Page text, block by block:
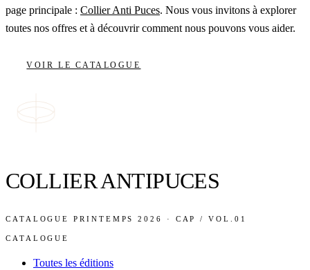
page principale : Collier Anti Puces. Nous vous invitons à explorer
toutes nos offres et à découvrir comment nous pouvons vous aider.
VOIR LE CATALOGUE
COLLIER ANTIPUCES
CATALOGUE PRINTEMPS 2026 · CAP / VOL.01
CATALOGUE
Toutes les éditions